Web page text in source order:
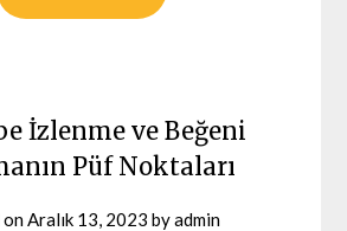
İzlenme ve Beğeni
Püf Noktaları
on Aralık 13, 2023 byadmin